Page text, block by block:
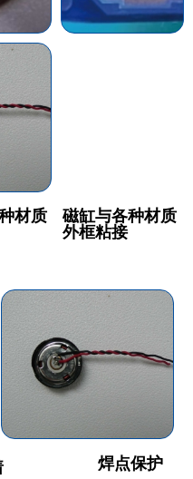
材质 磁缸与各种材质
外框粘接
焊点保护